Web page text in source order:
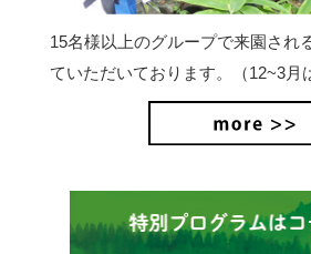
15名様以上のグループで来園され
ていただいております。（12~3月